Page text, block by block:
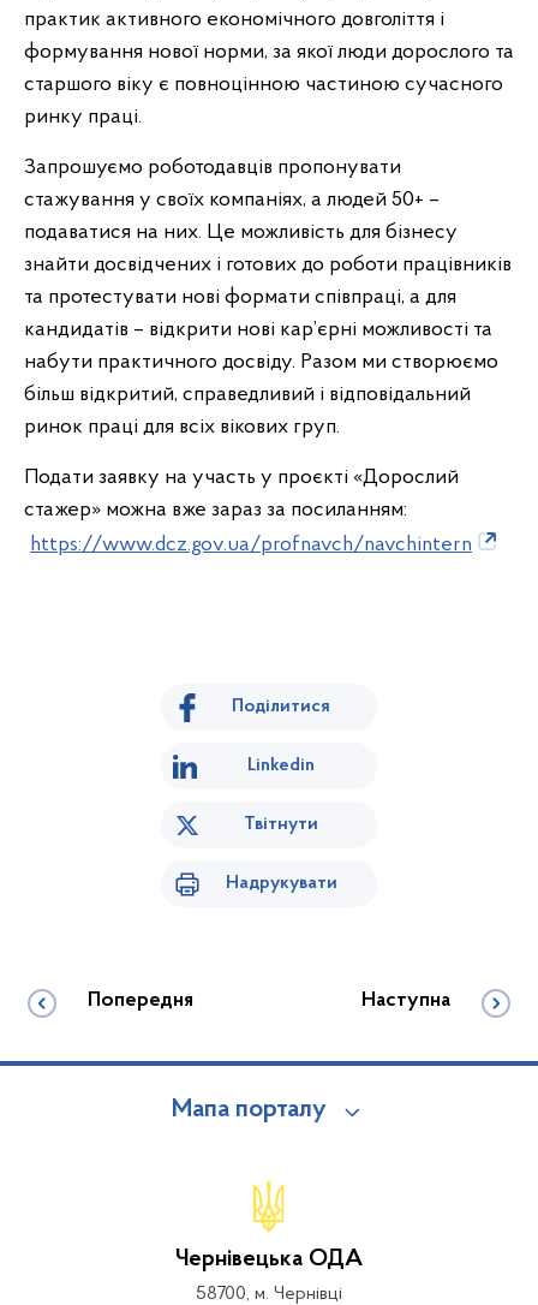
практик активного економічного довголіття і
формування нової норми, за якої люди дорослого та
старшого віку є повноцінною частиною сучасного
ринку праці.
Запрошуємо роботодавців пропонувати
стажування у своїх компаніях, а людей 50+ –
подаватися на них. Це можливість для бізнесу
знайти досвідчених і готових до роботи працівників
та протестувати нові формати співпраці, а для
кандидатів – відкрити нові кар’єрні можливості та
набути практичного досвіду. Разом ми створюємо
більш відкритий, справедливий і відповідальний
ринок праці для всіх вікових груп.
Подати заявку на участь у проєкті «Дорослий
стажер» можна вже зараз за посиланням:
https://www.dcz.gov.ua/profnavch/navchintern
Поділитися
Linkedin
Твітнути
Надрукувати
Попередня Наступна
Мапа порталу
Чернівецька ОДА
58700, м. Чернівці